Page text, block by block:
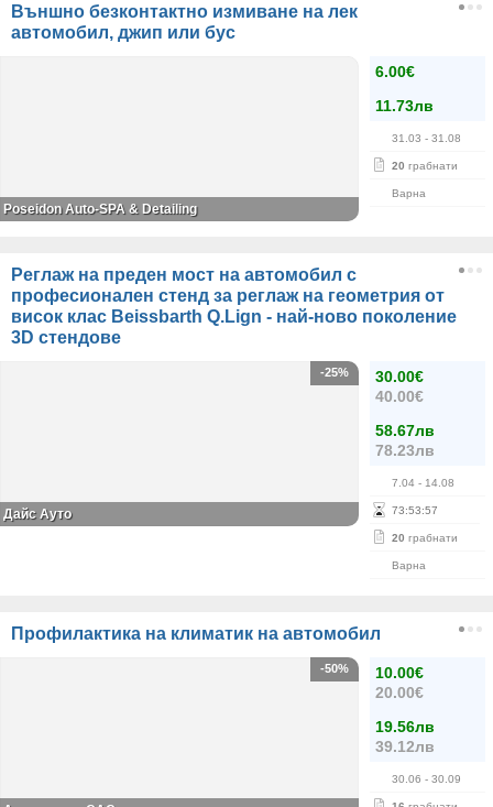
Външно безконтактно измиване на лек
автомобил, джип или бус
6.00€
11.73лв
31.03 - 31.08
20 грабнати
Варна
Poseidon Auto-SPA & Detailing
Реглаж на преден мост на автомобил с
професионален стенд за реглаж на геометрия от
висок клас Beissbarth Q.Lign - най-ново поколение
3D стендове
30.00€
40.00€
58.67лв
78.23лв
7.04 - 14.08
73:53:57
20 грабнати
Варна
-25%
Дайс Ауто
Профилактика на климатик на автомобил
10.00€
20.00€
19.56лв
39.12лв
30.06 - 30.09
-50%